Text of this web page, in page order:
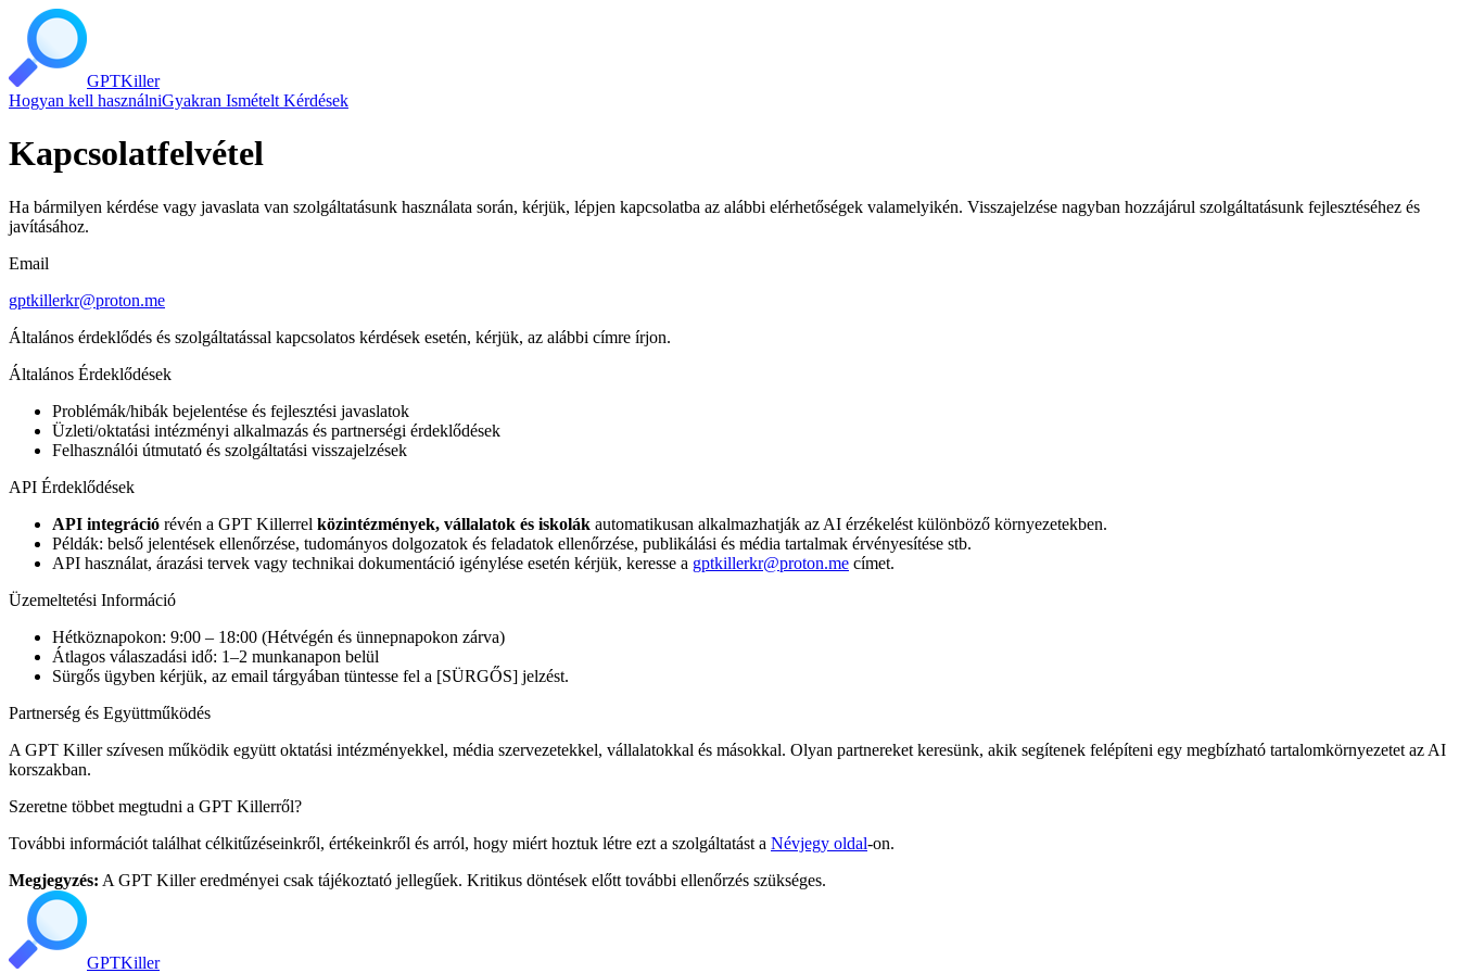
GPTKiller
Hogyan kell használniGyakran Ismételt Kérdések
Kapcsolatfelvétel
Ha bármilyen kérdése vagy javaslata van szolgáltatásunk használata során, kérjük, lépjen kapcsolatba az alábbi elérhetőségek valamelyikén. Visszajelzése nagyban hozzájárul szolgáltatásunk fejlesztéséhez és
javításához.
Email
gptkillerkr@proton.me
Általános érdeklődés és szolgáltatással kapcsolatos kérdések esetén, kérjük, az alábbi címre írjon.
Általános Érdeklődések
Problémák/hibák bejelentése és fejlesztési javaslatok
Üzleti/oktatási intézményi alkalmazás és partnerségi érdeklődések
Felhasználói útmutató és szolgáltatási visszajelzések
API Érdeklődések
API integráció révén a GPT Killerrel közintézmények, vállalatok és iskolák automatikusan alkalmazhatják az AI érzékelést különböző környezetekben.
Példák: belső jelentések ellenőrzése, tudományos dolgozatok és feladatok ellenőrzése, publikálási és média tartalmak érvényesítése stb.
API használat, árazási tervek vagy technikai dokumentáció igénylése esetén kérjük, keresse a gptkillerkr@proton.me címet.
Üzemeltetési Információ
Hétköznapokon: 9:00 – 18:00 (Hétvégén és ünnepnapokon zárva)
Átlagos válaszadási idő: 1–2 munkanapon belül
Sürgős ügyben kérjük, az email tárgyában tüntesse fel a [SÜRGŐS] jelzést.
Partnerség és Együttműködés
A GPT Killer szívesen működik együtt oktatási intézményekkel, média szervezetekkel, vállalatokkal és másokkal. Olyan partnereket keresünk, akik segítenek felépíteni egy megbízható tartalomkörnyezetet az AI
korszakban.
Szeretne többet megtudni a GPT Killerről?
További információt találhat célkitűzéseinkről, értékeinkről és arról, hogy miért hoztuk létre ezt a szolgáltatást a Névjegy oldal-on.
Megjegyzés: A GPT Killer eredményei csak tájékoztató jellegűek. Kritikus döntések előtt további ellenőrzés szükséges.
GPTKiller